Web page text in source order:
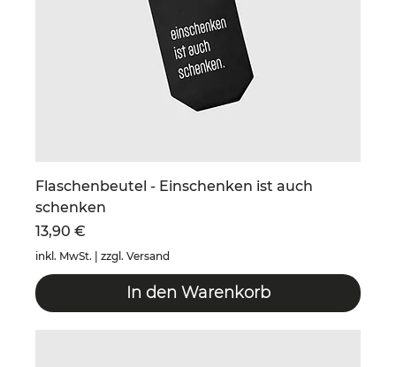
Flaschenbeutel - Einschenken ist auch
schenken
Preis
13,90 €
inkl. MwSt. zzgl. Versand
In den Warenkorb